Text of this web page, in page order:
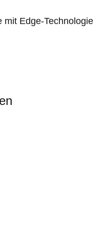
mit Edge-Technologie